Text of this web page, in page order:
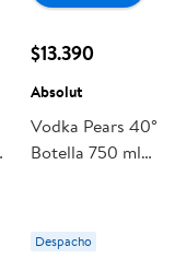
$13.390
Absolut
Vodka Pears 40°
Botella 750 ml
Despacho